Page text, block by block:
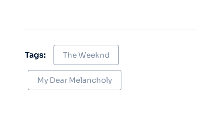
Tags: The Weeknd
My Dear Melancholy